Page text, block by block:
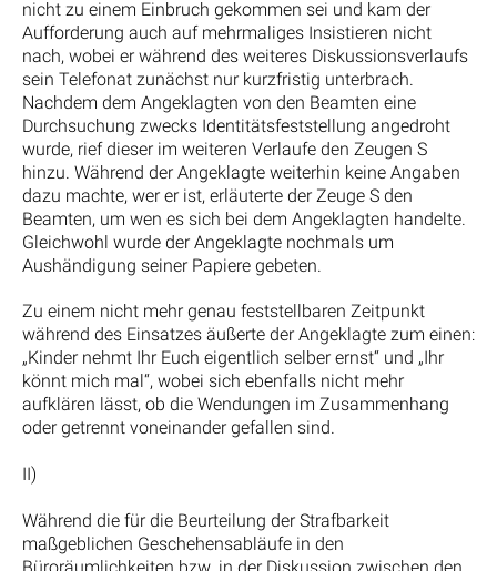
nicht zu einem Einbruch gekommen sei und kam der
Aufforderung auch auf mehrmaliges Insistieren nicht
nach, wobei er während des weiteres Diskussionsverlaufs
sein Telefonat zunächst nur kurzfristig unterbrach.
Nachdem dem Angeklagten von den Beamten eine
Durchsuchung zwecks Identitätsfeststellung angedroht
wurde, rief dieser im weiteren Verlaufe den Zeugen S
hinzu. Während der Angeklagte weiterhin keine Angaben
dazu machte, wer er ist, erläuterte der Zeuge S den
Beamten, um wen es sich bei dem Angeklagten handelte.
Gleichwohl wurde der Angeklagte nochmals um
Aushändigung seiner Papiere gebeten.
Zu einem nicht mehr genau feststellbaren Zeitpunkt
während des Einsatzes äußerte der Angeklagte zum einen:
„Kinder nehmt Ihr Euch eigentlich selber ernst“ und „Ihr
könnt mich mal“, wobei sich ebenfalls nicht mehr
aufklären lässt, ob die Wendungen im Zusammenhang
oder getrennt voneinander gefallen sind.
II)
Während die für die Beurteilung der Strafbarkeit
maßgeblichen Geschehensabläufe in den